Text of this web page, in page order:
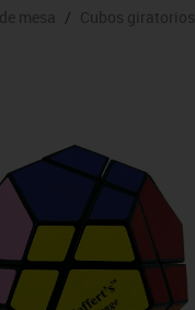
mesa / Cubos giratorios